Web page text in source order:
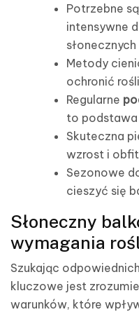
Potrzebne
intensywne
słonecznych
Metody
ochronić
Regularne
to podstawa
Skuteczna
wzrost i
Sezonowe
cieszyć się
Słoneczny
wymagania
Szukając
kluczowe jest
warunków, które